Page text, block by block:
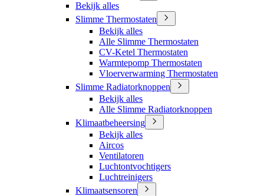
Bekijk alles
Slimme Thermostaten
Bekijk alles
Alle Slimme Thermostaten
CV-Ketel Thermostaten
Warmtepomp Thermostaten
Vloerverwarming Thermostaten
Slimme Radiatorknoppen
Bekijk alles
Alle Slimme Radiatorknoppen
Klimaatbeheersing
Bekijk alles
Aircos
Ventilatoren
Luchtontvochtigers
Luchtreinigers
Klimaatsensoren